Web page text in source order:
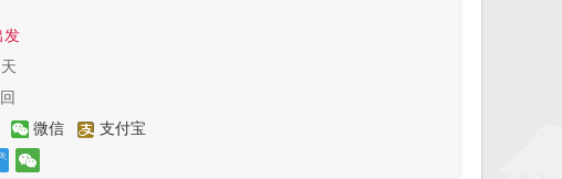
发
天
微信
支付宝